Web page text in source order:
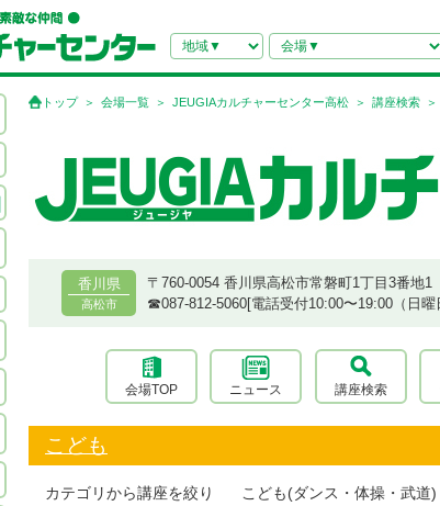
トップ 会場一覧 JEUGIAカルチャーセンター高松 講座検索
香川県
高松市
〒760-0054 香川県高松市常磐町1丁目3番地
☎︎087-812-5060[電話受付10:00〜19:00（日曜
会場TOP ニュース 講座検索
こども
カテゴリから講座を絞り
こども(ダンス・体操・武道)